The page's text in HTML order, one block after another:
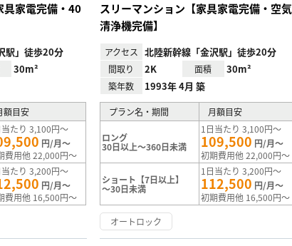
具家電完備・40
駅」徒歩20分
30m²
額目安
たり 3,100円～
円/月～
費用他 22,000円～
たり 3,200円～
円/月～
費用他 16,500円～
スリーマンション【家具家電完備・空気
清浄機完備】
アクセス 北陸新幹線「金沢駅」徒歩20分
間取り 2K 面積 30m²
築年数 1993年 4月 築
プラン名・期間 月額目安
ロング
30日以上～360日未満
1日当たり 3,100円～
109,500 円/月～
初期費用他 22,000円～
ショート【7日以上】
～30日未満
1日当たり 3,200円～
112,500 円/月～
初期費用他 16,500円～
オートロック